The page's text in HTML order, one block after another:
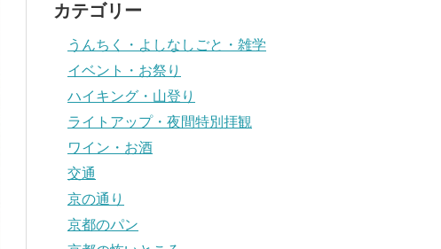
カテゴリー
うんちく・よしなしごと・雑学
イベント・お祭り
ハイキング・山登り
ライトアップ・夜間特別拝観
ワイン・お酒
交通
京の通り
京都のパン